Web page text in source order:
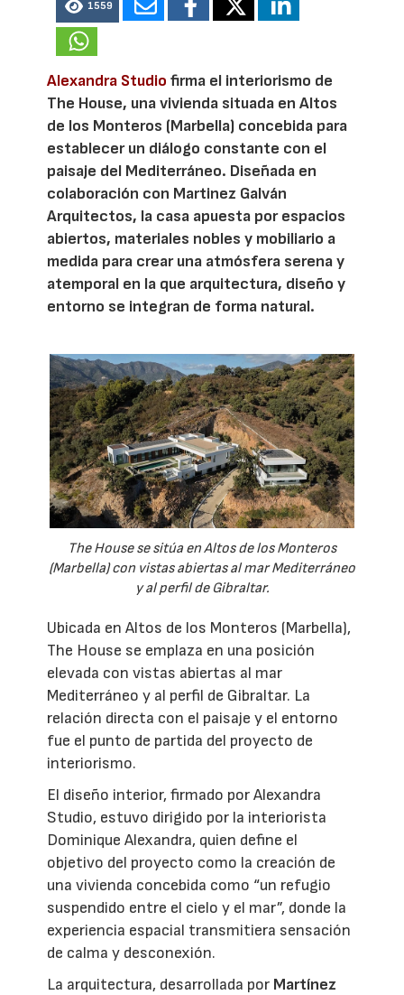
1559
Alexandra Studio firma el interiorismo de
The House, una vivienda situada en Altos
de los Monteros (Marbella) concebida para
establecer un diálogo constante con el
paisaje del Mediterráneo. Diseñada en
colaboración con Martinez Galván
Arquitectos, la casa apuesta por espacios
abiertos, materiales nobles y mobiliario a
medida para crear una atmósfera serena y
atemporal en la que arquitectura, diseño y
entorno se integran de forma natural.
The House se sitúa en Altos de los Monteros
(Marbella) con vistas abiertas al mar Mediterráneo
y al perfil de Gibraltar.
Ubicada en Altos de los Monteros (Marbella),
The House se emplaza en una posición
elevada con vistas abiertas al mar
Mediterráneo y al perfil de Gibraltar. La
relación directa con el paisaje y el entorno
fue el punto de partida del proyecto de
interiorismo.
El diseño interior, firmado por Alexandra
Studio, estuvo dirigido por la interiorista
Dominique Alexandra, quien define el
objetivo del proyecto como la creación de
una vivienda concebida como “un refugio
suspendido entre el cielo y el mar”, donde la
experiencia espacial transmitiera sensación
de calma y desconexión.
La arquitectura, desarrollada por Martínez